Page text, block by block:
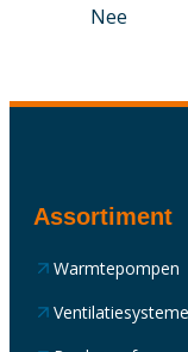
Nee
Assortiment
Warmtepompen